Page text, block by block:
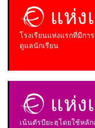
แห่ง
โรงเรียนแห่งแรกที่มีกา
ดูแลนักเรียน
แห่ง
เน้นตัรบียะฮฺโดยใช้หลั